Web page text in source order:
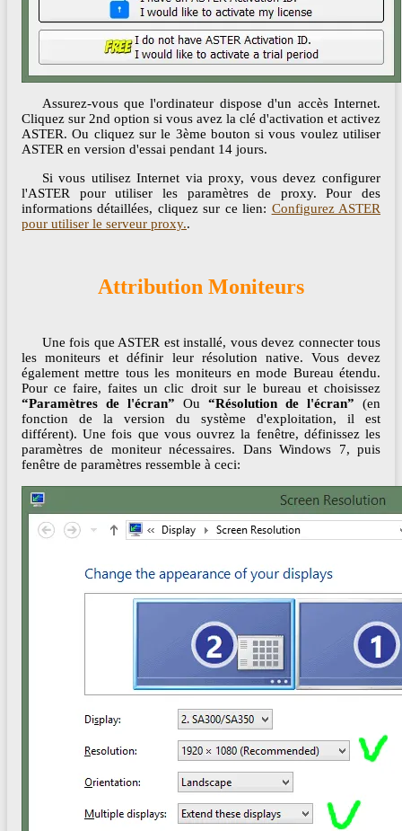
Assurez-vous que l'ordinateur dispose d'un accès Internet.
Cliquez sur 2nd option si vous avez la clé d'activation et activez
ASTER. Ou cliquez sur le 3ème bouton si vous voulez utiliser
ASTER en version d'essai pendant 14 jours.
Si vous utilisez Internet via proxy, vous devez configurer
l'ASTER pour utiliser les paramètres de proxy. Pour des
informations détaillées, cliquez sur ce lien: Configurez ASTER
pour utiliser le serveur proxy..
Attribution Moniteurs
Une fois que ASTER est installé, vous devez connecter tous
les moniteurs et définir leur résolution native. Vous devez
également mettre tous les moniteurs en mode Bureau étendu.
Pour ce faire, faites un clic droit sur le bureau et choisissez
“Paramètres de l'écran” Ou “Résolution de l'écran” (en
fonction de la version du système d'exploitation, il est
différent). Une fois que vous ouvrez la fenêtre, définissez les
paramètres de moniteur nécessaires. Dans Windows 7, puis
fenêtre de paramètres ressemble à ceci: